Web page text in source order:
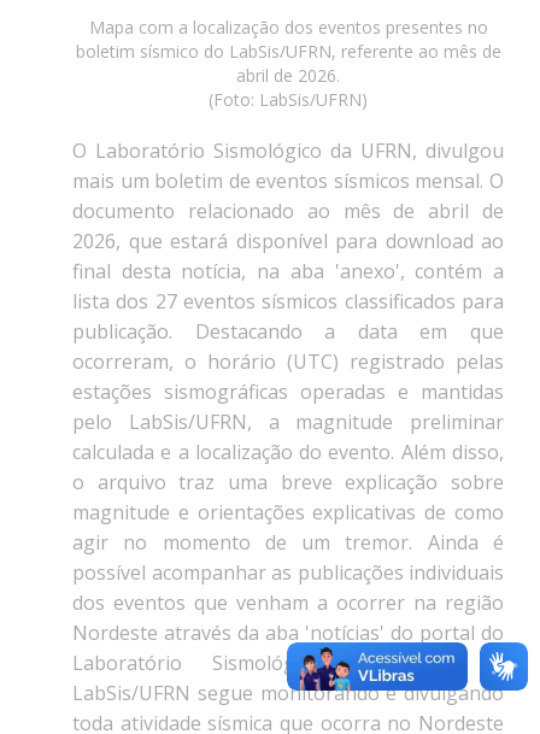
Mapa com a localização dos eventos presentes no
boletim sísmico do LabSis/UFRN, referente ao mês de
abril de 2026.
(Foto: LabSis/UFRN)
O Laboratório Sismológico da UFRN, divulgou
mais um boletim de eventos sísmicos mensal. O
documento relacionado ao mês de abril de
2026, que estará disponível para download ao
final desta notícia, na aba 'anexo', contém a
lista dos 27 eventos sísmicos classificados para
publicação. Destacando a data em que
ocorreram, o horário (UTC) registrado pelas
estações sismográficas operadas e mantidas
pelo LabSis/UFRN, a magnitude preliminar
calculada e a localização do evento. Além disso,
o arquivo traz uma breve explicação sobre
magnitude e orientações explicativas de como
agir no momento de um tremor. Ainda é
possível acompanhar as publicações individuais
dos eventos que venham a ocorrer na região
Nordeste através da aba 'notícias' do portal do
Laboratório Sismológico da UFRN. O
LabSis/UFRN segue monitorando e divulgando
toda atividade sísmica que ocorra no Nordeste